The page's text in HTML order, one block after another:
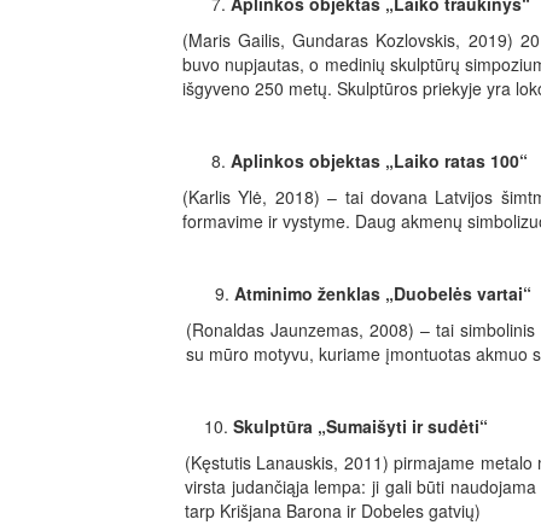
(Maris Gailis, Gundaras Kozlovskis, 2019)
buvo nupjautas, o medinių skulptūrų
išgyveno 250 metų. Skulptūros priekyje yra
Aplinkos objektas „Laiko ratas 100“
(Karlis Ylė, 2018) – tai dovana Latvijos
formavime ir vystyme. Daug akmenų
Atminimo ženklas „Duobelės vartai“
(Ronaldas Jaunzemas, 2008) – tai
su mūro motyvu, kuriame įmontuotas akmuo
Skulptūra „Sumaišyti ir sudėti“
(Kęstutis Lanauskis, 2011) pirmajame
virsta judančiąja lempa: ji gali būti
tarp Krišjana Barona ir Dobeles gatvių)